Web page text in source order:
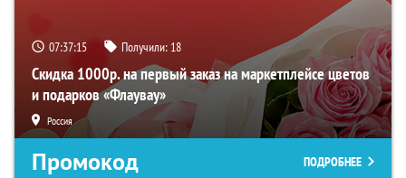
07:37:14 Получили: 18
Скидка 1000р. на первый заказ на маркетплейсе цветов
и подарков «Флаувау»
Россия
Промокод ПОДРОБНЕЕ